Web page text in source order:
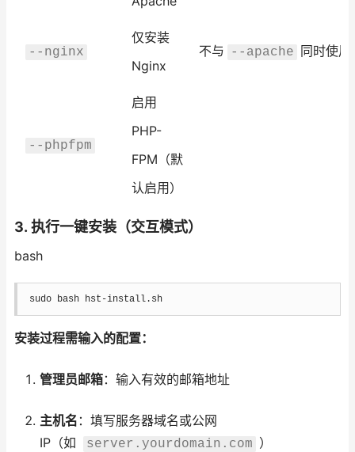
--nginx
仅安装
Nginx
不与 --apache 同时使用
--phpfpm
启用
PHP-
FPM（默
认启用）
3. 执行一键安装（交互模式）
bash
sudo bash hst-install.sh
安装过程需输入的配置：
管理员邮箱：输入有效的邮箱地址
主机名 ：填写服务器域名或公网
IP（如
server.yourdomain.com ）